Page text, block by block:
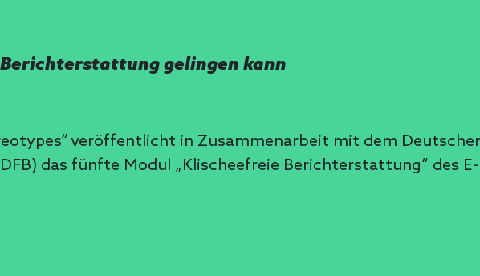
gelingen kann
veröffentlicht in Zusammenarbeit mit dem
das fünfte Modul „Klischeefreie Berichterstattung“ des E-